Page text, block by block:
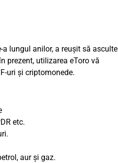
a lungul anilor, a reușit să asculte
prezent, utilizarea eToro vă
uri și criptomonede.
etc.
aur și gaz.